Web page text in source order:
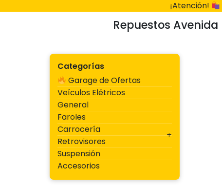
¡Atención!
Repuestos Avenida
Categorías
Garage de Ofertas
Veículos Elétricos
General
Faroles
Carrocería
Retrovisores
Suspensión
Accesorios